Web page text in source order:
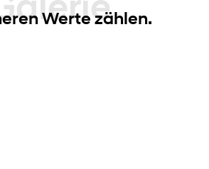
Werte zählen.